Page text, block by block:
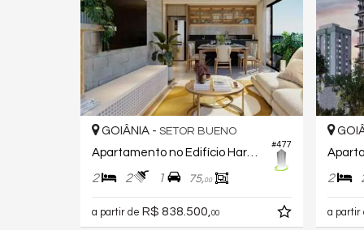
#477
GOIÂNIA - SETOR BUENO
Apartamento no Edifício Harmony Park Way
2 2 1 75,00
a partir de R$ 838.500, 00
2
a partir